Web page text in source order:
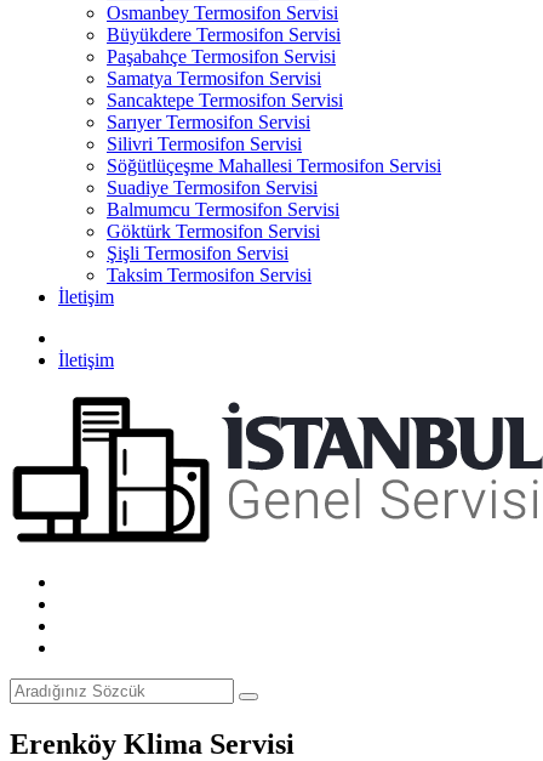
Osmanbey Termosifon Servisi
Büyükdere Termosifon Servisi
Paşabahçe Termosifon Servisi
Samatya Termosifon Servisi
Sancaktepe Termosifon Servisi
Sarıyer Termosifon Servisi
Silivri Termosifon Servisi
Söğütlüçeşme Mahallesi Termosifon Servisi
Suadiye Termosifon Servisi
Balmumcu Termosifon Servisi
Göktürk Termosifon Servisi
Şişli Termosifon Servisi
Taksim Termosifon Servisi
İletişim
İletişim
Erenköy Klima Servisi